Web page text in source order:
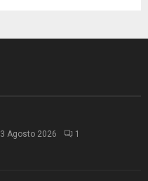
3 Agosto 2026 1